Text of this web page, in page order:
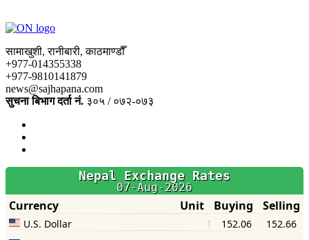
सामाखुशी, रानीबारी, काठमाण्डौँ
+977-014355338
+977-9810141879
news@sajhapana.com
सुचना बिभाग दर्ता नं. ३०५ / ०७२-०७३